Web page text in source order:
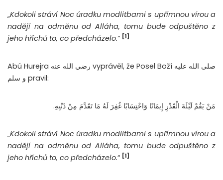
„Kdokoli stráví Noc úradku modlitbami s upřímnou vírou a
nadějí na odměnu od Alláha, tomu bude odpuštěno z
jeho hříchů to, co předcházelo.“ [1]
Abú Hurejra رضي الله عنه vyprávěl, že Posel Boží صلى الله عليه
و سلم pravil:
مَنْ يَقُمْ لَيْلَةَ الْقَدْرِ إِيمَانًا وَاحْتِسَابًا غُفِرَ لَهُ مَا تَقَدَّمَ مِنْ ذَنْبِهِ.
„Kdokoli stráví Noc úradku modlitbami s upřímnou vírou a
nadějí na odměnu od Alláha, tomu bude odpuštěno z
jeho hříchů to, co předcházelo.“ [1]